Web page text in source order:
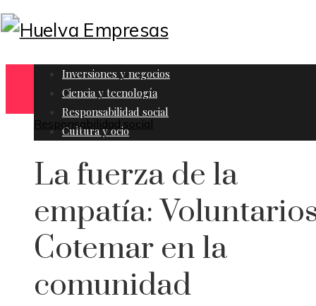
Inversiones y negocios
Ciencia y tecnología
Responsabilidad social
Cultura y ocio
Responsabilidad social
La fuerza de la
empatía:
Cotemar en la
comunidad